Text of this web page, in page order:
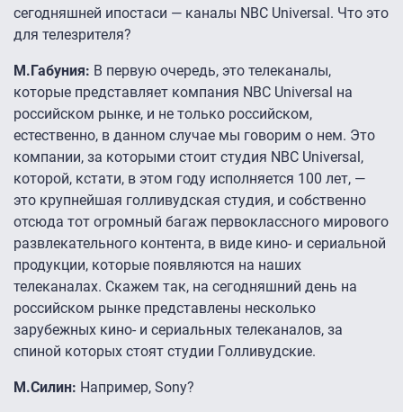
сегодняшней ипостаси — каналы NBC Universal. Что это
для телезрителя?
М.Габуния: В первую очередь, это телеканалы,
которые представляет компания NBC Universal на
российском рынке, и не только российском,
естественно, в данном случае мы говорим о нем. Это
компании, за которыми стоит студия NBC Universal,
которой, кстати, в этом году исполняется 100 лет, —
это крупнейшая голливудская студия, и собственно
отсюда тот огромный багаж первоклассного мирового
развлекательного контента, в виде кино- и сериальной
продукции, которые появляются на наших
телеканалах. Скажем так, на сегодняшний день на
российском рынке представлены несколько
зарубежных кино- и сериальных телеканалов, за
спиной которых стоят студии Голливудские.
М.Силин: Например, Sony?